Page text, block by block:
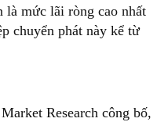
là mức lãi ròng cao nhất
chuyển phát này kể từ
Research công bố,